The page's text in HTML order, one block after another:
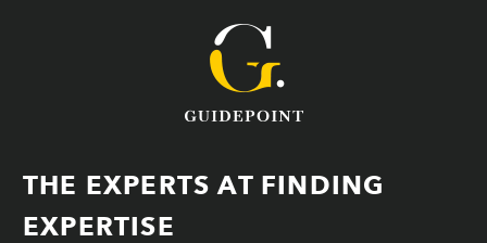
THE EXPERTS AT FINDING
EXPERTISE